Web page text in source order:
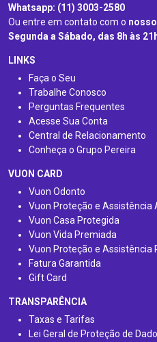
Whatsapp: (11) 3003-2580
Ou entre em contato com o
Segunda a Sábado, das 8h às
LINKS
Faça o Seu
Trabalhe Conosco
Perguntas Frequentes
Acesse Sua Conta
Central de Relacionamento
Conheça o Grupo Pereira
VUON CARD
Vuon Odonto
Vuon Proteção e Assistência
Vuon Casa Protegida
Vuon Vida Premiada
Vuon Proteção e Assistência
Fatura Garantida
Gift Card
TRANSPARÊNCIA
Taxas e Tarifas
Lei Geral de Proteção de